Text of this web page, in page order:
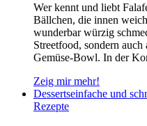
Wer kennt und liebt
Bällchen, die innen
wunderbar würzig
Streetfood, sondern
Gemüse-Bowl. In der
Zeig mir mehr!
Dessertseinfache und
Rezepte